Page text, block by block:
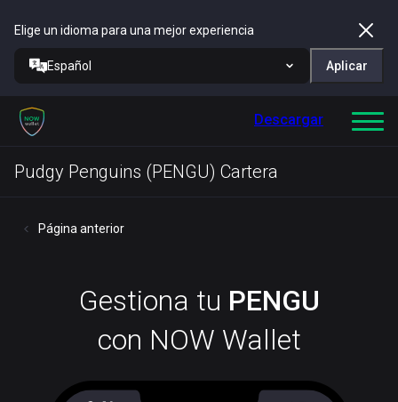
Elige un idioma para una mejor experiencia
Español Aplicar
Descargar
Pudgy Penguins (PENGU) Cartera
Página anterior
Gestiona tu PENGU
con NOW Wallet